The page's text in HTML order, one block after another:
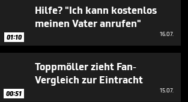
01:10
Hilfe? "Ich kann kostenlos
meinen Vater anrufen"
16.07.
00:51
Toppmöller zieht Fan-
Vergleich zur Eintracht
15.07.